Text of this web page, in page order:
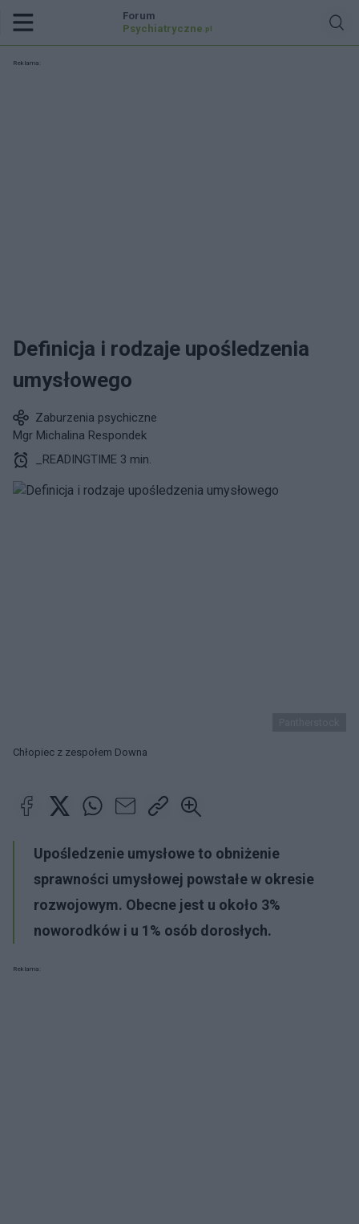
Forum
Psychiatryczne .pl
Reklama:
Definicja i rodzaje upośledzenia
umysłowego
Zaburzenia psychiczne
Mgr Michalina Respondek
_READINGTIME 3 min.
Chłopiec z zespołem Downa
Upośledzenie umysłowe to obniżenie
sprawności umysłowej powstałe w okresie
rozwojowym. Obecne jest u około 3%
noworodków i u 1% osób dorosłych.
Reklama: